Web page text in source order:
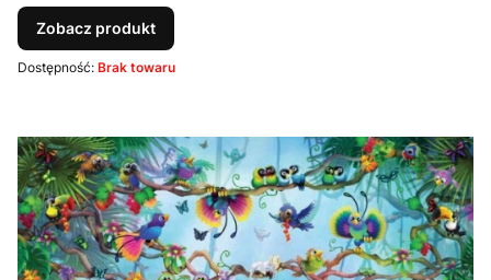
Zobacz produkt
Dostępność: Brak towaru